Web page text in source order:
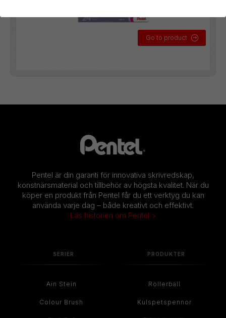
Go to product
Pentel är din garanti för innovativa skrivredskap,
konstnärsmaterial och tillbehör av högsta kvalitet. När du
köper en produkt från Pentel får du ett verktyg du kan
använda varje dag – både kreativt och effektivt.
Läs historien om Pentel >
SERIER
Ain Stein
Colour Brush
PRODUKTER
Rollerball
Kulspetspennor